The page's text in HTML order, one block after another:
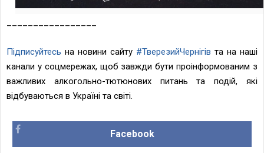
Підписуйтесь на новини сайту #ТверезийЧернігів та на наші
канали у соцмережах, щоб завжди бути проінформованим з
важливих алкогольно-тютюнових питань та подій, які
відбуваються в Україні та світі.
Facebook